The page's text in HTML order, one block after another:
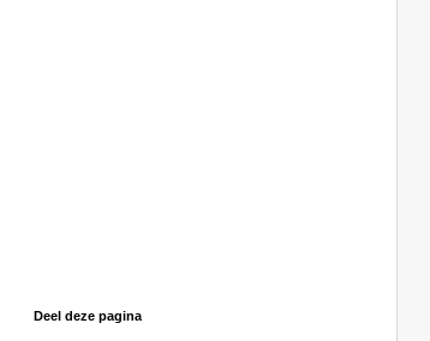
Deel deze pagina